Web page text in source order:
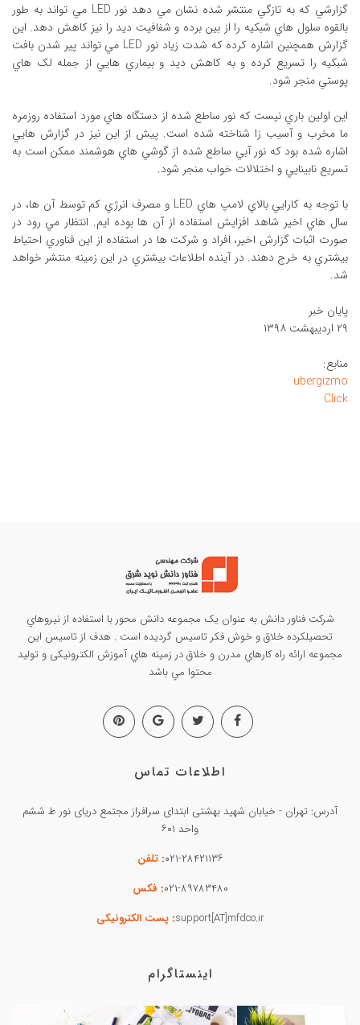
گزارشي که به تازگي منتشر شده نشان مي دهد نور LED مي تواند به طور
بالقوه سلول هاي شبکيه را از بين برده و شفافيت ديد را نيز کاهش دهد. اين
گزارش همچنين اشاره کرده که شدت زياد نور LED مي تواند پير شدن بافت
شبکيه را تسريع کرده و به کاهش ديد و بيماري هايي از جمله لک هاي
پوستي منجر شود.
اين اولين باري نيست که نور ساطع شده از دستگاه هاي مورد استفاده روزمره
ما مخرب و آسيب زا شناخته شده است. پيش از اين نيز در گزارش هايي
اشاره شده بود که نور آبي ساطع شده از گوشي هاي هوشمند ممکن است به
تسريع نابينايي و اختلالات خواب منجر شود.
با توجه به کارايي بالاي لامپ هاي LED و مصرف انرژي کم توسط آن ها، در
سال هاي اخير شاهد افزايش استفاده از آن ها بوده ايم. انتظار مي رود در
صورت اثبات گزارش اخير، افراد و شرکت ها در استفاده از اين فناوري احتياط
بيشتري به خرج دهند. در آينده اطلاعات بيشتري در اين زمينه منتشر خواهد
شد.
پايان خبر
۲۹ ارديبهشت ۱۳۹۸
منابع:
ubergizmo
Click
شرکت فناور دانش به عنوان يک مجموعه دانش محور با استفاده از نيروهاي
تحصيلکرده خلاق و خوش فکر تاسيس گرديده است . هدف از تاسيس این
مجموعه ارائه راه کارهاي مدرن و خلاق در زمينه هاي آموزش الکترونیکی و تولید
محتوا مي باشد
اطلاعات تماس
آدرس: تهران - خیابان شهید بهشتی ابتدای سرافراز مجتمع دریای نور ط ششم
واحد ۶۰۱
۰۲۱-۲۸۴۲۱۱۳۶: تلفن
۰۲۱-۸۹۷۸۳۴۸۰: فکس
support[AT]mfdco.ir: پست الکترونیکی
اینستاگرام